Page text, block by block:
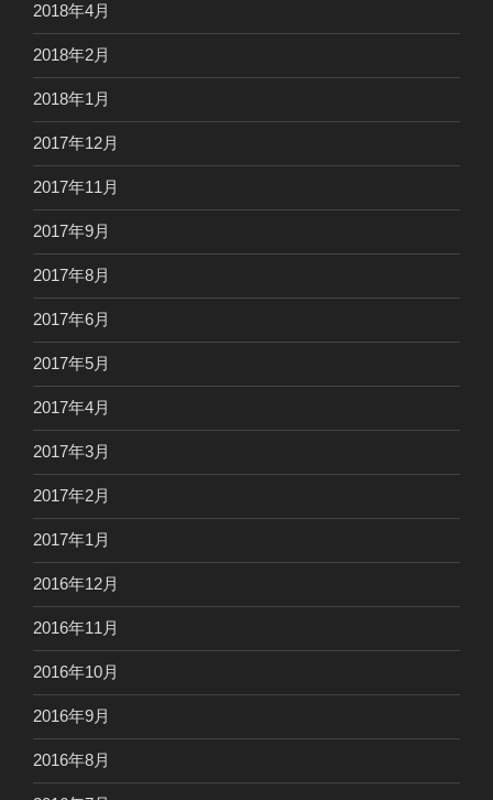
2018年4月
2018年2月
2018年1月
2017年12月
2017年11月
2017年9月
2017年8月
2017年6月
2017年5月
2017年4月
2017年3月
2017年2月
2017年1月
2016年12月
2016年11月
2016年10月
2016年9月
2016年8月